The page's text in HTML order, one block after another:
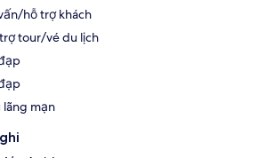
hỗ trợ khách
tour/vé du lịch
lãng mạn